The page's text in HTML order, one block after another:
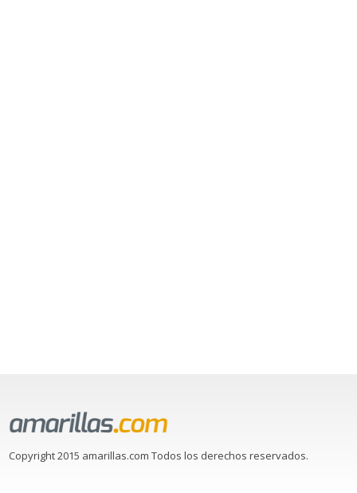
Copyright 2015 amarillas.com Todos los derechos reservados.